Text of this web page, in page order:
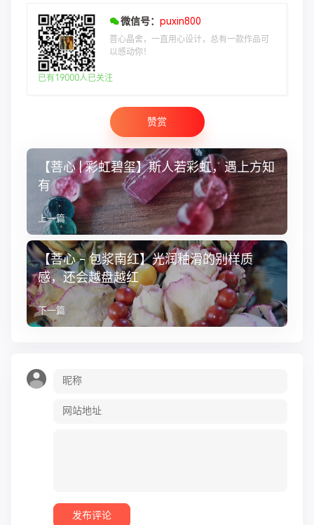
微信号： puxin800
菩心晶舍，一直用心设计，总有一款作品可
以感动你！
已有19000人已关注
赞赏
【菩心 | 彩虹碧玺】斯人若彩虹，遇上方知
有
上一篇
【菩心 - 包浆南红】光润釉滑的别样质
感，还会越盘越红
下一篇